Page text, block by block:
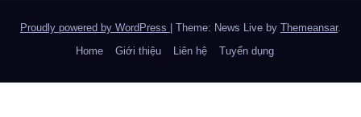
Proudly powered by WordPress Theme: News Live by Themeansar.
Home
Giới thiệu Liên hệ Tuyển dụng